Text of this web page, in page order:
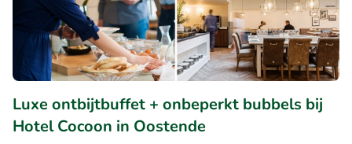
Luxe ontbijtbuffet + onbeperkt bubbels bij
Hotel Cocoon in Oostende